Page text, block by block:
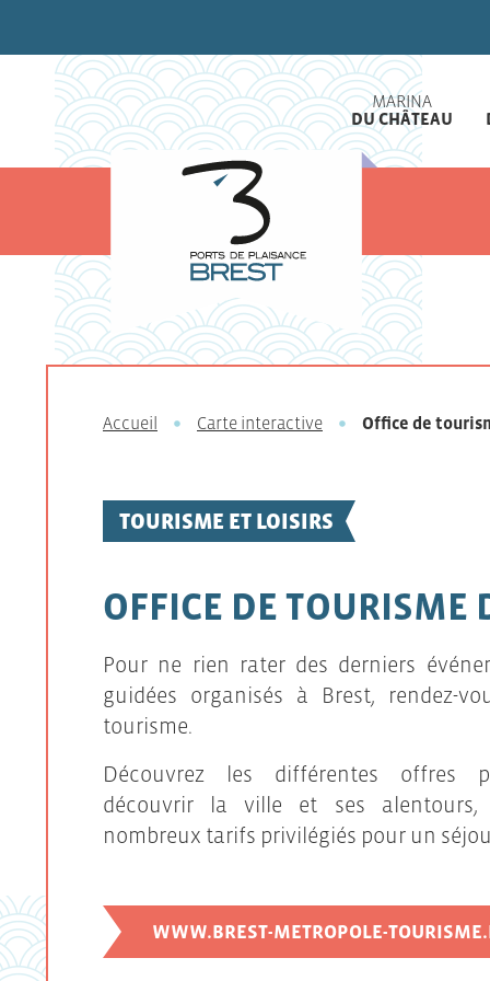
MARINA
DU CHÂTEAU
Accueil Carte interactive Office de
TOURISME ET LOISIRS
OFFICE DE TOURISME
Pour ne rien rater des derniers
guidées organisés à Brest, rendez-
tourisme.
Découvrez les différentes offres
découvrir la ville et ses
nombreux tarifs privilégiés pour un
WWW.BREST-METROPOLE-